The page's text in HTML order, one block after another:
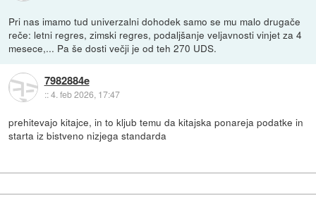
Pri nas imamo tud univerzalni dohodek samo se mu malo drugače
reče: letni regres, zimski regres, podaljšanje veljavnosti vinjet za 4
mesece,... Pa še dosti večji je od teh 270 UDS.
7982884e
::4. feb 2026, 17:47
prehitevajo kitajce, in to kljub temu da kitajska ponareja podatke in
starta iz bistveno nizjega standarda